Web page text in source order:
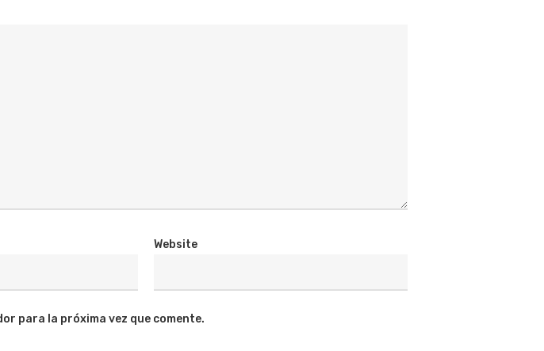
Website
para la próxima vez que comente.